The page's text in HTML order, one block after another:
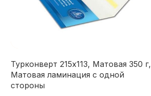
Турконверт 215х113, Матовая 350 г,
Матовая ламинация с одной
стороны